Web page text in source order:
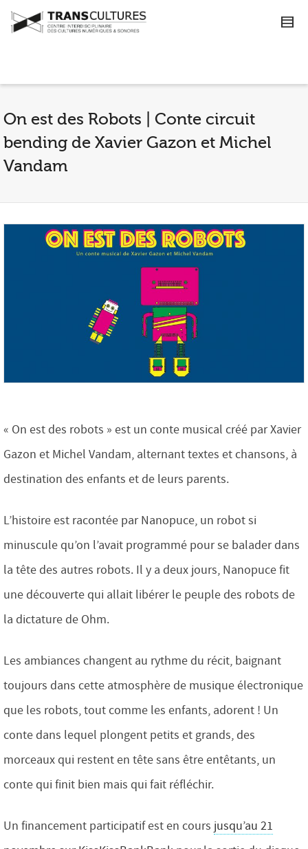
On est des Robots | Conte circuit
bending de Xavier Gazon ​et Michel
Vandam​
« On est des robots » est un conte musical créé par Xavier
Gazon ​et Michel Vandam​, alternant textes et chansons, à
destination des enfants et de leurs parents​.
L’histoire est racontée par Nanopuce, un robot si
minuscule qu’on l’avait programmé pour se balader dans
la tête des autres robots. Il y a deux jours, Nanopuce fit
une découverte qui allait libérer le peuple des robots de
la dictature de Ohm.
Les ambiances changent au rythme du récit, baignant
toujours dans cette atmosphère de musique électronique
que les robots, tout comme les enfants, adorent ! Un
conte dans lequel plongent petits et grands, des
morceaux qui restent en tête sans être entêtants, un
conte qui finit bien mais qui fait réfléchir.
Un financement participatif ​est en cours jusqu’au 21